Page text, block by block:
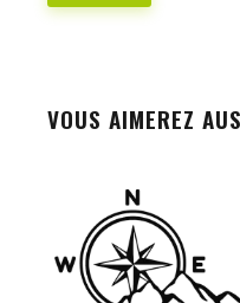
VOUS AIMEREZ